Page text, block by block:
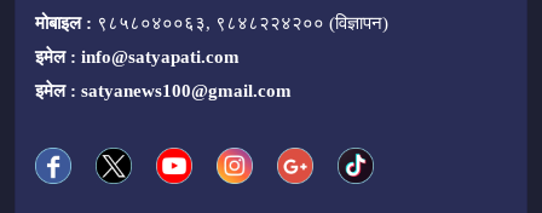
मोबाइल : ९८५८०४००६३, ९८४८२२४२०० (विज्ञापन)
इमेल : info@satyapati.com
इमेल : satyanews100@gmail.com